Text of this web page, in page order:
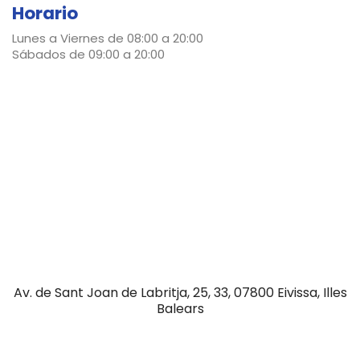
Horario
Lunes a Viernes de 08:00 a 20:00
Sábados de 09:00 a 20:00
Av. de Sant Joan de Labritja, 25, 33, 07800 Eivissa, Illes
Balears